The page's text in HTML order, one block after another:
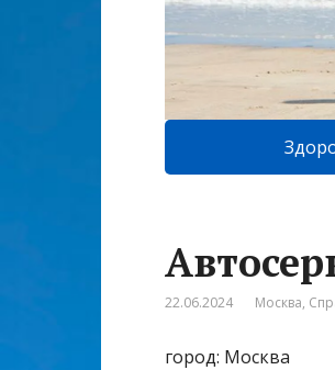
22.06.2024 Москва,
город: Москва